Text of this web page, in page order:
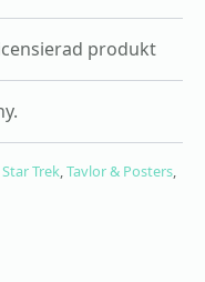
produkt
Star Trek,Tavlor & Posters,